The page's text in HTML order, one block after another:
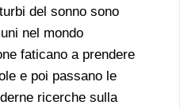
del sonno sono
nel mondo
faticano a prendere
e poi passano le
ricerche sulla